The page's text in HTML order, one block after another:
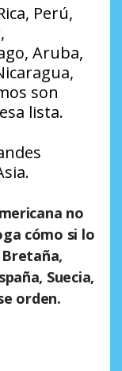
Perú,
Aruba,
son
lista.
no
cómo si lo
Suecia,
orden.